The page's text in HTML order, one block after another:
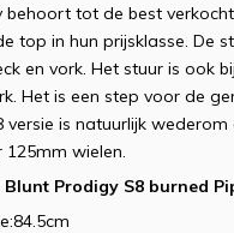
behoort tot de best
top in hun prijsklasse. De
en vork. Het stuur is ook
Het is een step voor de
versie is natuurlijk
wielen.
Blunt Prodigy S8 burned